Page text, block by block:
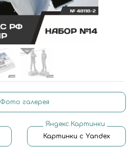
Фото галерея
Яндекс.Картинки
Картинки с Yandex